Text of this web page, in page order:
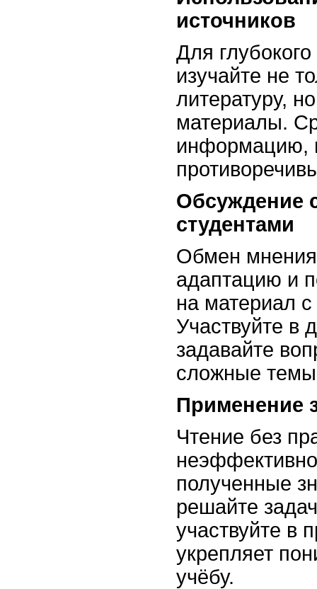
источников
Для
изучайте не
литературу,
материалы.
информацию,
Обсуждение
студентами
Обмен
адаптацию и
на материал
Участвуйте в
задавайте
сложные
Применение
Чтение без
полученные
решайте
участвуйте в
укрепляет
учёбу.